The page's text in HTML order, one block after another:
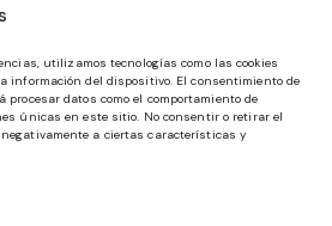
utilizamos tecnologías como las cookies
información del dispositivo. El consentimiento de
datos como el comportamiento de
únicas en este sitio. No consentir o retirar el
a ciertas características y
Política de Cookies
Política de Privacidad